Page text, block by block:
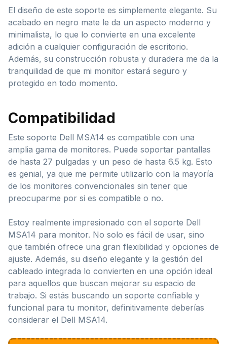
El diseño de este soporte es simplemente elegante. Su
acabado en negro mate le da un aspecto moderno y
minimalista, lo que lo convierte en una excelente
adición a cualquier configuración de escritorio.
Además, su construcción robusta y duradera me da la
tranquilidad de que mi monitor estará seguro y
protegido en todo momento.
Compatibilidad
Este soporte Dell MSA14 es compatible con una
amplia gama de monitores. Puede soportar pantallas
de hasta 27 pulgadas y un peso de hasta 6.5 kg. Esto
es genial, ya que me permite utilizarlo con la mayoría
de los monitores convencionales sin tener que
preocuparme por si es compatible o no.
Estoy realmente impresionado con el soporte Dell
MSA14 para monitor. No solo es fácil de usar, sino
que también ofrece una gran flexibilidad y opciones de
ajuste. Además, su diseño elegante y la gestión del
cableado integrada lo convierten en una opción ideal
para aquellos que buscan mejorar su espacio de
trabajo. Si estás buscando un soporte confiable y
funcional para tu monitor, definitivamente deberías
considerar el Dell MSA14.